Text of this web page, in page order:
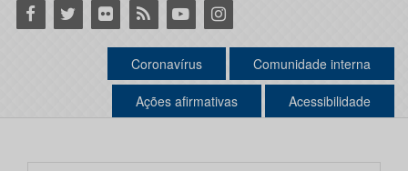
Facebook
Twitter Flickr RSS YoutubeInstagram
Coronavírus Comunidade interna
Ações afirmativas Acessibilidade